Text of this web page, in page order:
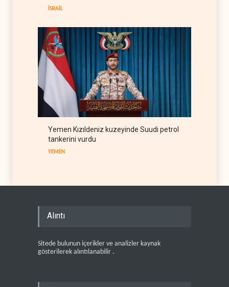
İSRAİL
Yemen Kızıldeniz kuzeyinde Suudi petrol
tankerini vurdu
YEMEN
Alıntı
Sitede bulunun içerikler ve analizler kaynak
gösterilerek alıntılanabilir .